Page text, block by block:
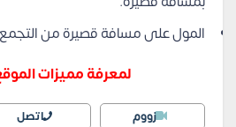
المول على مسافة قصيرة من
لمعرفة مميزات
زووم اتصل